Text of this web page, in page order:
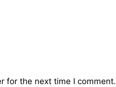
for the next time I comment.